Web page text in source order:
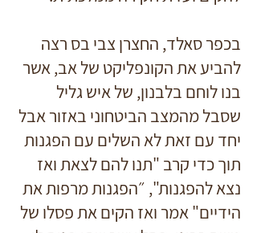
בכפר סאלד, החצרן צבי בס רצה
להביע את הקונפליקט של אב, אשר
בנו לוחם בלבנון, של איש גליל
שסבל מהמצב הביטחוני באזור אבל
יחד עם זאת לא השלים עם הפגנות
תוך כדי קרב "תנו להם לצאת ואז
נצא להפגנות", ״הפגנות מרפות את
הידיים" אמר ואז הקים את פסלו של